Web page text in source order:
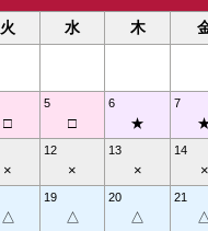
火 水 木
□
5
□
6
★
7
×
12
×
13
×
14
×
△
19
△
20
△
21